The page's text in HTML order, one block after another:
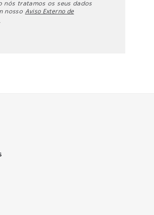
nós tratamos os seus dados
nosso Aviso Externo de